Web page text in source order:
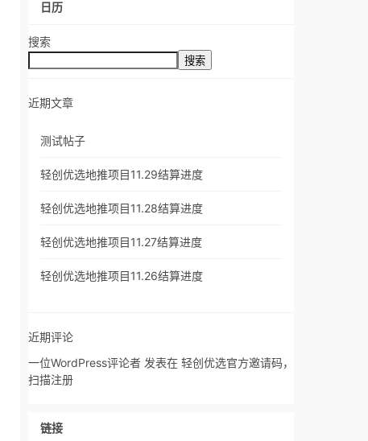
日历
搜索
搜索
近期文章
测试帖子
轻创优选地推项目11.29结算进度
轻创优选地推项目11.28结算进度
轻创优选地推项目11.27结算进度
轻创优选地推项目11.26结算进度
近期评论
一位WordPress评论者 发表在 轻创优选官方邀请码，
扫描注册
链接